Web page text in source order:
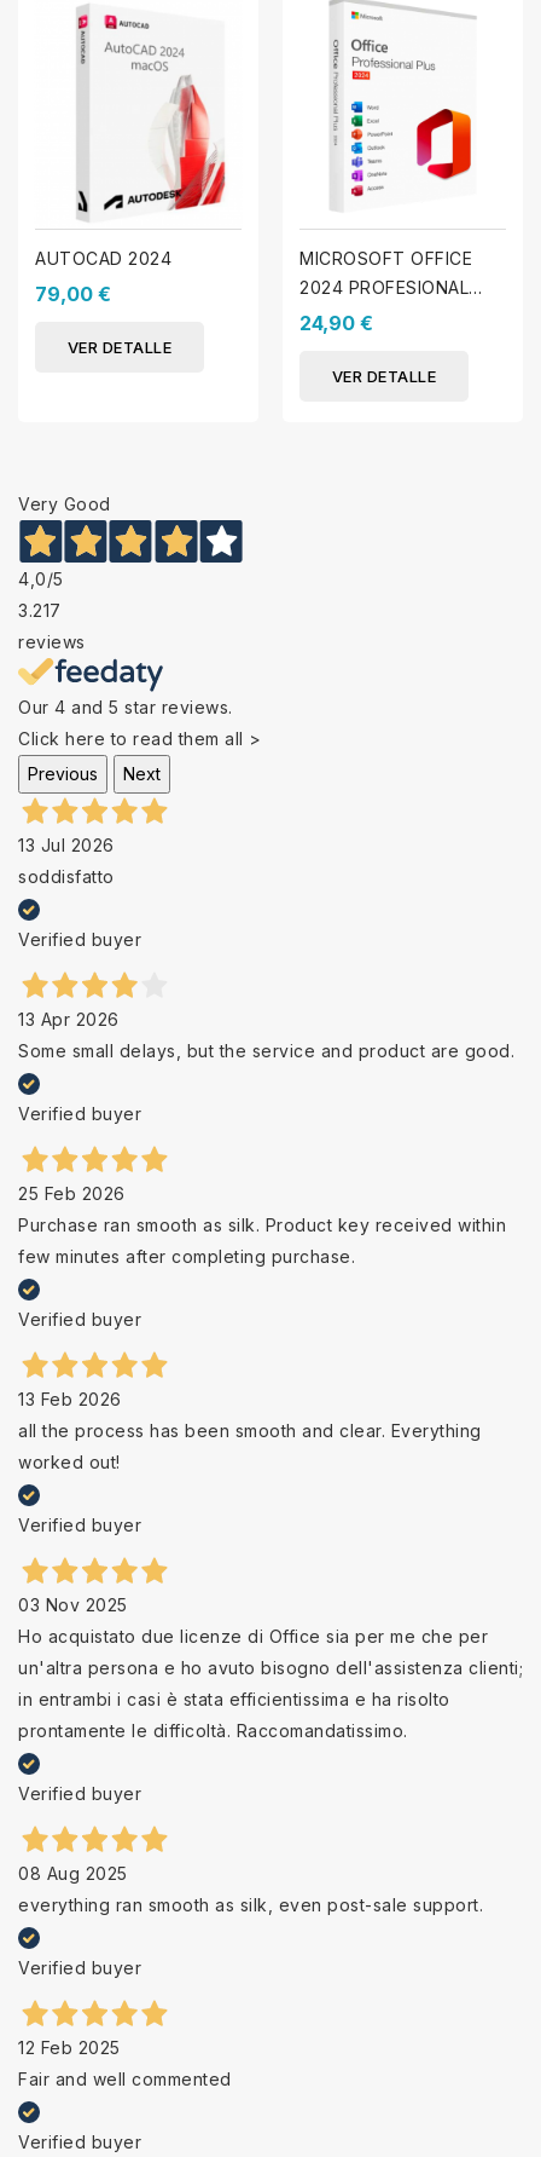
AUTOCAD 2024
79,00 €
VER DETALLE
MICROSOFT OFFICE
2024 PROFESIONAL
PLUS (WINDOWS)
24,90 €
VER DETALLE
Very Good
4,0/5
3.217
reviews
Our 4 and 5 star reviews.
Click here to read them all >
Previous
Next
13 Jul 2026
soddisfatto
Verified buyer
13 Apr 2026
Some small delays, but the service and product are good.
Verified buyer
25 Feb 2026
Purchase ran smooth as silk. Product key received within
few minutes after completing purchase.
Verified buyer
13 Feb 2026
all the process has been smooth and clear. Everything
worked out!
Verified buyer
03 Nov 2025
Ho acquistato due licenze di Office sia per me che per
un'altra persona e ho avuto bisogno dell'assistenza clienti;
in entrambi i casi è stata efficientissima e ha risolto
prontamente le difficoltà. Raccomandatissimo.
Verified buyer
08 Aug 2025
everything ran smooth as silk, even post-sale support.
Verified buyer
12 Feb 2025
Fair and well commented
Verified buyer